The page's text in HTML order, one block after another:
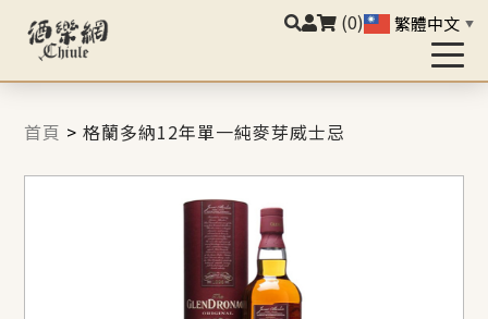
(0) 繁體中文 ▼
首頁 >格蘭多納12年單一純麥芽威士忌